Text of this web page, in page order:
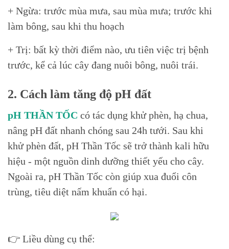
+ Ngừa: trước mùa mưa, sau mùa mưa; trước khi
làm bông, sau khi thu hoạch
+ Trị: bất kỳ thời điểm nào, ưu tiên việc trị bệnh
trước, kể cả lúc cây đang nuôi bông, nuôi trái.
2. Cách làm tăng độ pH đất
pH THẦN TỐC có tác dụng khử phèn, hạ chua,
nâng pH đất nhanh chóng sau 24h tưới. Sau khi
khử phèn đất, pH Thần Tốc sẽ trở thành kali hữu
hiệu - một nguồn dinh dưỡng thiết yếu cho cây.
Ngoài ra, pH Thần Tốc còn giúp xua đuổi côn
trùng, tiêu diệt nấm khuẩn có hại.
👉 Liều dùng cụ thể: